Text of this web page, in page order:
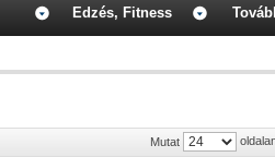
Edzés, Fitness
Mutat